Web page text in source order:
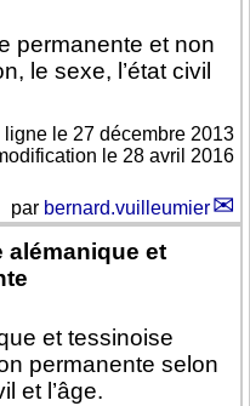
permanente et non
le sexe, l’état civil
ligne le 27 décembre 2013
le 28 avril 2016
par bernard.vuilleumier
alémanique et
et tessinoise
permanente selon
et l’âge.